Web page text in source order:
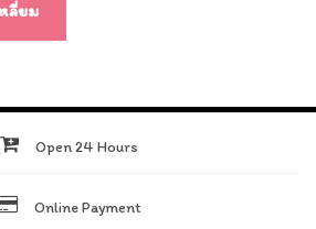
ลี่ยม
Open 24 Hours
Online Payment